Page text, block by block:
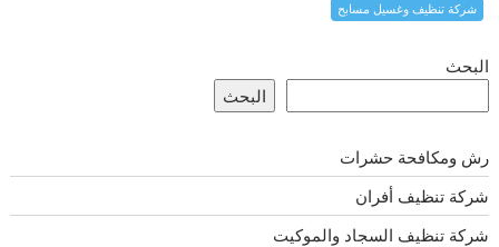
شركة تنظيف وغسيل مسابح
البحث
البحث
رش ومكافحة حشرات
شركة تنظيف أفران
شركة تنظيف السجاد والموكيت